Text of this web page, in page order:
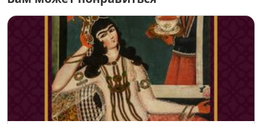
👶 Дети до 3 лет — бесплатно (при предъявлении
свидетельства о рождении)
До встречи на манеже Новосибирского цирка! ⭐️